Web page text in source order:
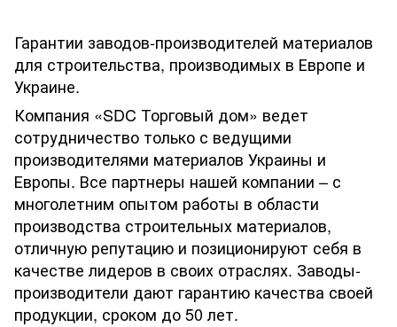
Гарантии заводов-производителей материалов
для строительства, производимых в Европе и
Украине.
Компания «SDC Торговый дом» ведет
сотрудничество только с ведущими
производителями материалов Украины и
Европы. Все партнеры нашей компании – с
многолетним опытом работы в области
производства строительных материалов,
отличную репутацию и позиционируют себя в
качестве лидеров в своих отраслях. Заводы-
производители дают гарантию качества своей
продукции, сроком до 50 лет.